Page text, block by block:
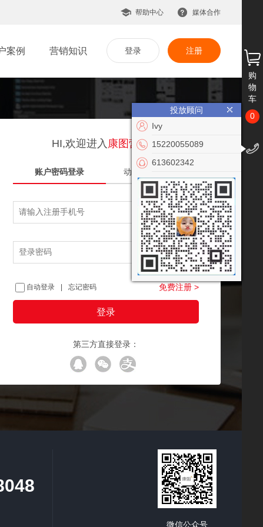
帮助中心 媒体合作
登录 注册
案例 营销知识
HI,欢迎进入 康图营销 ！
账户密码登录 动态验证码登录
免费注册 >
自动登录 忘记密码
登录
第三方直接登录：
微信公众号
购
物
车
0
投放顾问
Ivy
15220055089
613602342